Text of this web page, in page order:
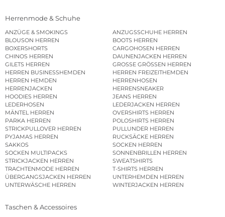
Herrenmode & Schuhe
ANZÜGE & SMOKINGS
ANZUGSSCHUHE HERREN
BLOUSON HERREN
BOOTS HERREN
BOXERSHORTS
CARGOHOSEN HERREN
CHINOS HERREN
DAUNENJACKEN HERREN
GILETS HERREN
GROSSE GRÖSSEN HERREN
HERREN BUSINESSHEMDEN
HERREN FREIZEITHEMDEN
HERREN HEMDEN
HERRENHOSEN
HERRENJACKEN
HERRENSNEAKER
HOODIES HERREN
JEANS HERREN
LEDERHOSEN
LEDERJACKEN HERREN
MÄNTEL HERREN
OVERSHIRTS HERREN
PARKA HERREN
POLOSHIRTS HERREN
STRICKPULLOVER HERREN
PULLUNDER HERREN
PYJAMAS HERREN
RUCKSÄCKE HERREN
SAKKOS
SOCKEN HERREN
SOCKEN MULTIPACKS
SONNENBRILLEN HERREN
STRICKJACKEN HERREN
SWEATSHIRTS
TRACHTENMODE HERREN
T-SHIRTS HERREN
ÜBERGANGSJACKEN HERREN
UNTERHEMDEN HERREN
UNTERWÄSCHE HERREN
WINTERJACKEN HERREN
Taschen & Accessoires